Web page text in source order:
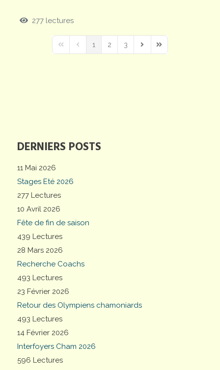
DERNIERS POSTS
11 Mai 2026
Stages Eté 2026
277 Lectures
10 Avril 2026
Fête de fin de saison
439 Lectures
28 Mars 2026
Recherche Coachs
493 Lectures
23 Février 2026
Retour des Olympiens chamoniards
493 Lectures
14 Février 2026
Interfoyers Cham 2026
596 Lectures
277 lectures
First PagePrevious Page
1 2 3
Next PageLast Page